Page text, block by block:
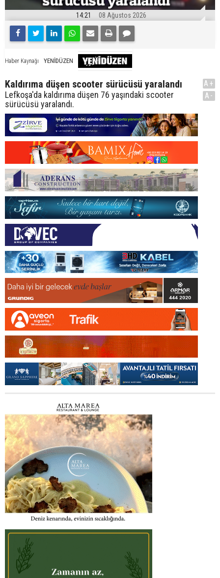
14:21 08 Ağustos 2026
Haber Kaynağı YENİDÜZEN
Kaldırıma düşen scooter sürücüsü yaralandı
Lefkoşa'da kaldırıma düşen 76 yaşındaki scooter
sürücüsü yaralandı.
A+
A-